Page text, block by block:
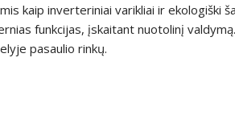
kaip inverteriniai varikliai ir ekologiški
funkcijas, įskaitant nuotolinį
pasaulio rinkų.